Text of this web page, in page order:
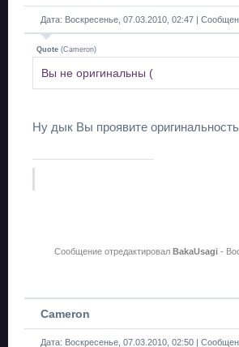
Дата: Воскресенье, 07.03.2010, 02:47 |
Quote (Cameron)
Вы не оригинальны (
Ну дык Вы проявите
Сообщение отредактировал BakaUsagi -
Cameron
Дата: Воскресенье, 07.03.2010, 02:50 |